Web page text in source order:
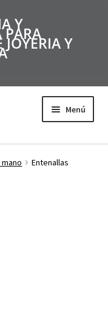
Y
PARA
JOYERIA Y
Menú
Entenallas